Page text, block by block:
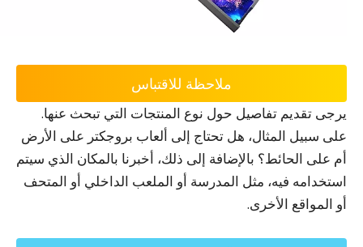
ملاحظة للاقتباس
يرجى تقديم تفاصيل حول نوع المنتجات التي تبحث عنها.
على سبيل المثال، هل تحتاج إلى ألعاب بروجكتر على الأرض
أم على الحائط؟ بالإضافة إلى ذلك، أخبرنا بالمكان الذي سيتم
استخدامه فيه، مثل المدرسة أو الملعب الداخلي أو المتحف
أو المواقع الأخرى.